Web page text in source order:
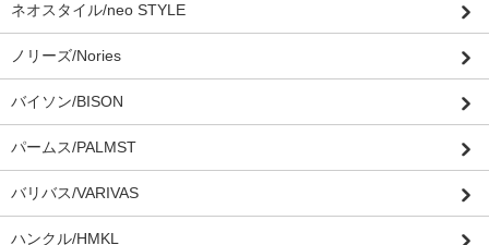
ネオスタイル/neo STYLE
ノリーズ/Nories
バイソン/BISON
パームス/PALMST
バリバス/VARIVAS
ハンクル/HMKL